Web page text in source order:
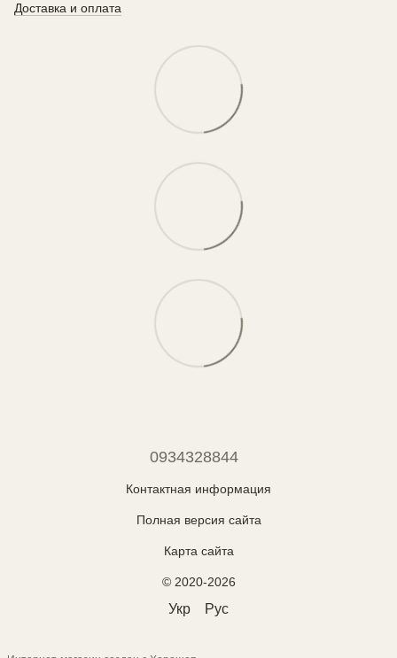
Доставка и оплата
0934328844
Контактная информация
Полная версия сайта
Карта сайта
© 2020-2026
Укр Рус